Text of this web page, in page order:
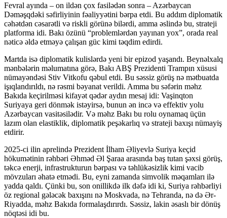
Fevral ayında – on ildən çox fasilədən sonra – Azərbaycan
Dəməşqdəki səfirliyinin fəaliyyətini bərpa etdi. Bu addım diplomatik
cəhətdən cəsarətli və riskli görünə bilərdi, amma əslində bu, strateji
platforma idi. Bakı özünü “problemlərdən yayınan yox”, orada real
nəticə əldə etməyə çalışan güc kimi təqdim edirdi.
Martda isə diplomatik kulislərdə yeni bir epizod yaşandı. Beynəlxalq
mənbələrin məlumatına görə, Bakı ABŞ Prezidenti Trampın xüsusi
nümayəndəsi Stiv Vitkofu qəbul etdi. Bu səssiz görüş nə mətbuatda
işıqlandırıldı, nə rəsmi bəyanat verildi. Amma bu səfərin məhz
Bakıda keçirilməsi kifayət qədər aydın mesaj idi: Vaşinqton
Suriyaya geri dönmək istəyirsə, bunun ən incə və effektiv yolu
Azərbaycan vasitəsilədir. Və məhz Bakı bu rolu oynamaq üçün
lazım olan elastiklik, diplomatik peşəkarlıq və strateji baxışı nümayiş
etdirir.
2025-ci ilin aprelində Prezident İlham Əliyevlə Suriya keçid
hökumətinin rəhbəri Əhməd Əl Şaraa arasında baş tutan şəxsi görüş,
təkcə enerji, infrastrukturun bərpası və təhlükəsizlik kimi vacib
mövzuları əhatə etmədi. Bu, eyni zamanda simvolik məqamları ilə
yadda qaldı. Çünki bu, son onillikdə ilk dəfə idi ki, Suriya rəhbərliyi
öz regional gələcək baxışını nə Moskvada, nə Tehranda, nə də Ər-
Riyadda, məhz Bakıda formalaşdırırdı. Səssiz, lakin əsaslı bir dönüş
nöqtəsi idi bu.